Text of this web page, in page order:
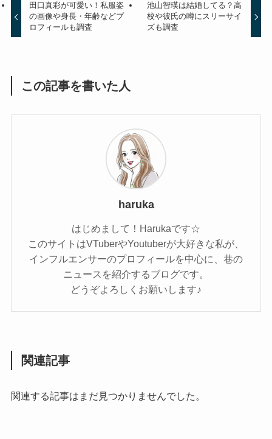
田口真彩が可愛い！私服姿
の画像や身長・年齢などプ
ロフィールも調査
池山智瑛は結婚してる？高
校や彼氏の噂にスリーサイ
ズも調査
この記事を書いた人
haruka
はじめまして！Harukaです☆
このサイトはVTuberやYoutuberが大好きな私が、
インフルエンサーのプロフィールを中心に、巷の
ニュースを紹介するブログです。
どうぞよろしくお願いします♪
関連記事
関連する記事はまだ見つかりませんでした。